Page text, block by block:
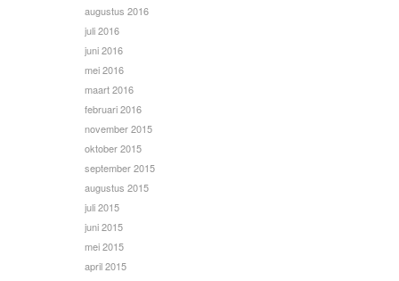
augustus 2016
juli 2016
juni 2016
mei 2016
maart 2016
februari 2016
november 2015
oktober 2015
september 2015
augustus 2015
juli 2015
juni 2015
mei 2015
april 2015